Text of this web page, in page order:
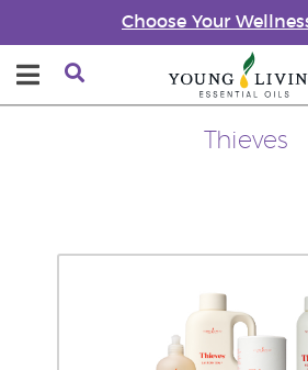
Choose Your
Thieves